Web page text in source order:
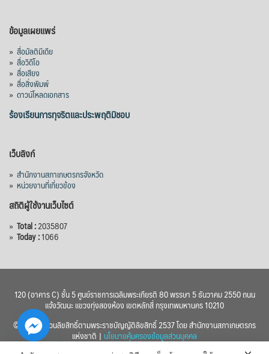
ข้อมูลเผยแพร่
» สื่อมัลติมีเดีย
» สื่อวิดีโอ
» สื่อเสียง
» สื่อสิ่งพิมพ์
» ดาวน์โหลดเอกสาร
ร้องเรียนการทุจริตและประพฤติมิชอบ
เว็บลิงก์
» สำนักงานสภาเกษตรกรจังหวัด
» หน่วยงานที่เกี่ยวข้อง
สถิติผู้ใช้งานเว็บไซต์
» Total :2035807
» Today :1066
120 (อาคาร C) ชั้น 5 ศูนย์ราชการเฉลิมพระเกียรติ 80 พรรษา 5 ธันวาคม 2550 ถนน
แจ้งวัฒนะ แขวงทุ่งสองห้อง เขตหลักสี่ กรุงเทพมหานคร 10210
© 2560 สงวนลิขสิทธิ์ตามพระราชบัญญัติลิขสิทธิ์ 2537 โดย สำนักงานสภาเกษตรกร
แห่งชาติ | นโยบายคุ้มครองข้อมูลส่วนบุคคล